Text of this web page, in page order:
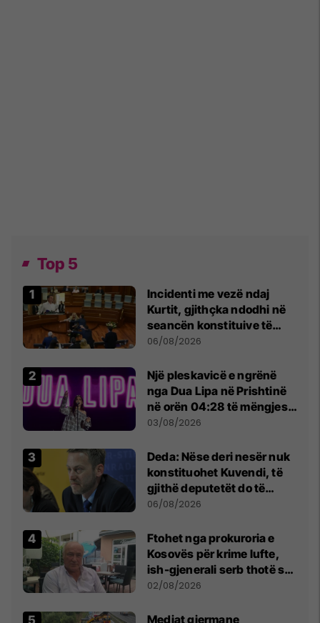
Top 5
Incidenti me vezë ndaj
Kurtit, gjithçka ndodhi në
seancën konstituive të
Kuvendit
06/08/2026
Një pleskavicë e ngrënë
nga Dua Lipa në Prishtinë
në orën 04:28 të mëngjesit
- dhe bota digjitale serbe
03/08/2026
Deda: Nëse deri nesër nuk
konstituohet Kuvendi, të
gjithë deputetët do të
bëjnë shkelje të rëndë
06/08/2026
Ftohet nga prokuroria e
Kosovës për krime lufte,
ish-gjenerali serb thotë se
dikush e tradhtoi në
02/08/2026
Mediat gjermane